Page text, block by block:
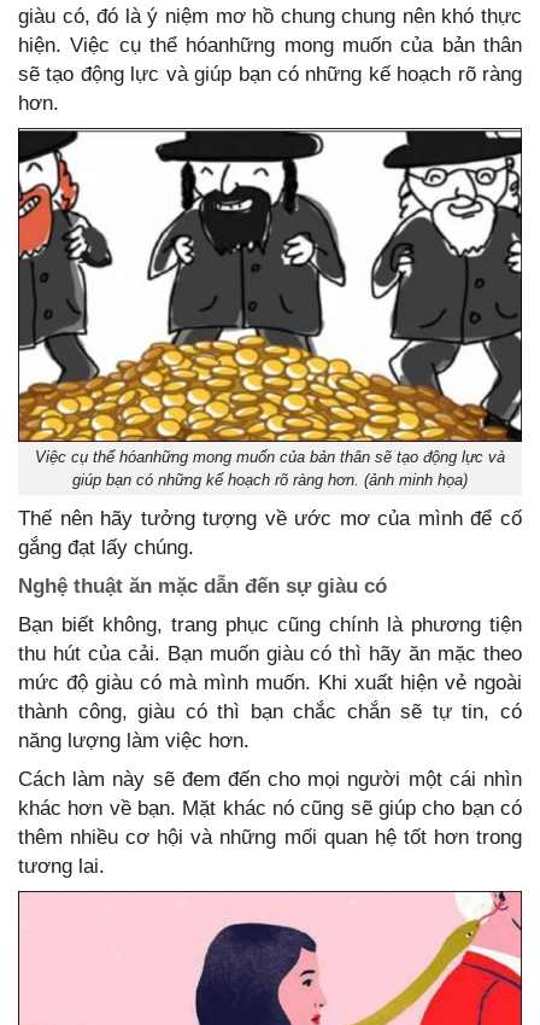
giàu có, đó là ý niệm mơ hồ chung chung nên khó thực
hiện. Việc cụ thể hóanhững mong muốn của bản thân
sẽ tạo động lực và giúp bạn có những kế hoạch rõ ràng
hơn.
Việc cụ thể hóanhững mong muốn của bản thân sẽ tạo động lực và
giúp bạn có những kế hoạch rõ ràng hơn. (ảnh minh họa)
Thế nên hãy tưởng tượng về ước mơ của mình để cố
gắng đạt lấy chúng.
Nghệ thuật ăn mặc dẫn đến sự giàu có
Bạn biết không, trang phục cũng chính là phương tiện
thu hút của cải. Bạn muốn giàu có thì hãy ăn mặc theo
mức độ giàu có mà mình muốn. Khi xuất hiện vẻ ngoài
thành công, giàu có thì bạn chắc chắn sẽ tự tin, có
năng lượng làm việc hơn.
Cách làm này sẽ đem đến cho mọi người một cái nhìn
khác hơn về bạn. Mặt khác nó cũng sẽ giúp cho bạn có
thêm nhiều cơ hội và những mối quan hệ tốt hơn trong
tương lai.